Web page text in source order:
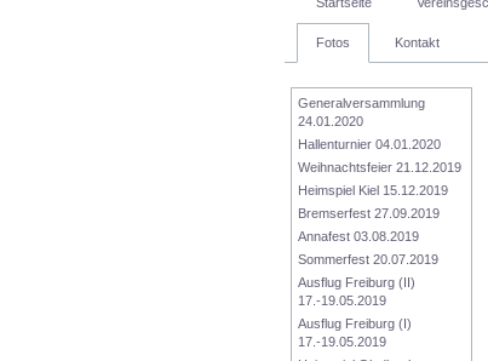
Fotos Kontakt
Generalversammlung
24.01.2020
Hallenturnier 04.01.2020
Weihnachtsfeier 21.12.2019
Heimspiel Kiel 15.12.2019
Bremserfest 27.09.2019
Annafest 03.08.2019
Sommerfest 20.07.2019
Ausflug Freiburg (II)
17.-19.05.2019
Ausflug Freiburg (I)
17.-19.05.2019